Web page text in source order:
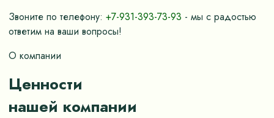
Звоните по телефону: +7-931-393-73-93 - мы с радостью
ответим на ваши вопросы!
О компании
Ценности
нашей компании